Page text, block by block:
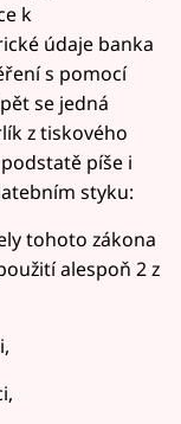
k
údaje banka
s pomocí
se jedná
z tiskového
píše i
styku:
tohoto zákona
alespoň 2 z